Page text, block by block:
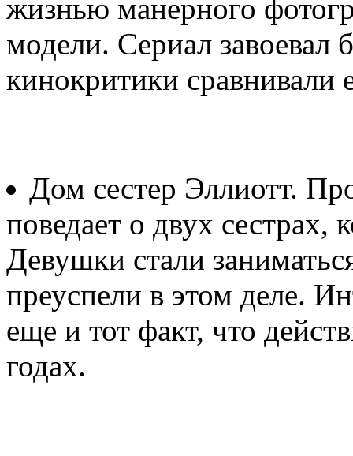
жизнью манерного
модели. Сериал завоевал
кинокритики сравнивали
Дом сестер Эллиотт.
поведает о двух сестрах,
Девушки стали
преуспели в этом деле.
еще и тот факт, что
годах.